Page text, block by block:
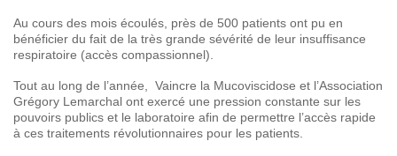
Au cours des mois écoulés, près de 500 patients ont pu en
bénéficier du fait de la très grande sévérité de leur insuffisance
respiratoire (accès compassionnel).
Tout au long de l’année, Vaincre la Mucoviscidose et l’Association
Grégory Lemarchal ont exercé une pression constante sur les
pouvoirs publics et le laboratoire afin de permettre l’accès rapide
à ces traitements révolutionnaires pour les patients.